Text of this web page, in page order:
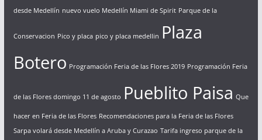
desde Medellín nuevo vuelo Medellín Miami de Spirit Parque de la
Conservacion Pico y placa pico y placa medellin Plaza
Botero Programación Feria de las Flores 2019 Programación Feria
de las Flores domingo 11 de agosto Pueblito Paisa Que
hacer en Feria de las Flores Recomendaciones para la Feria de las Flores
Sarpa volará desde Medellín a Aruba y Curazao Tarifa ingreso parque de la